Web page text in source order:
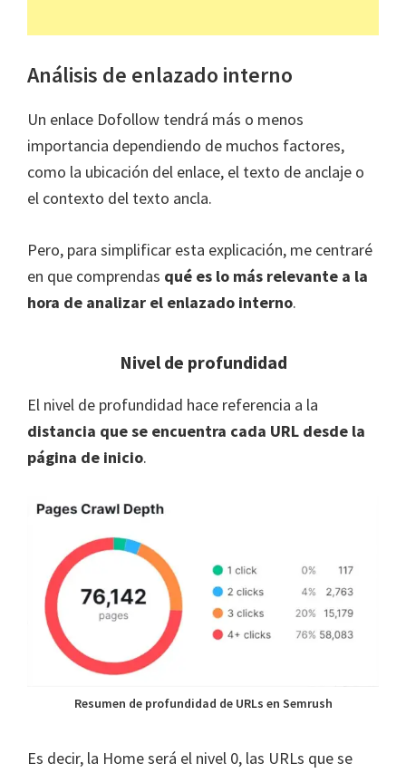
Análisis de enlazado interno
Un enlace Dofollow tendrá más o menos
importancia dependiendo de muchos factores,
como la ubicación del enlace, el texto de anclaje o
el contexto del texto ancla.
Pero, para simplificar esta explicación, me centraré
en que comprendas qué es lo más relevante a la
hora de analizar el enlazado interno.
Nivel de profundidad
El nivel de profundidad hace referencia a la
distancia que se encuentra cada URL desde la
página de inicio.
Resumen de profundidad de URLs en Semrush
Es decir, la Home será el nivel 0, las URLs que se